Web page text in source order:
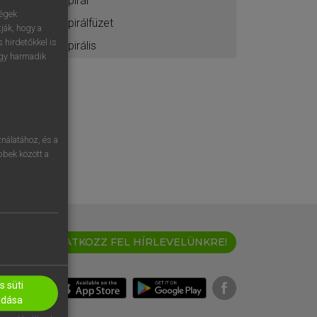
spirálfüzet
spirális
IRATKOZZ FEL HÍRLEVELÜNKRE!
hogy a
hirdetőkkel is
harmadik
és a
között a
süti